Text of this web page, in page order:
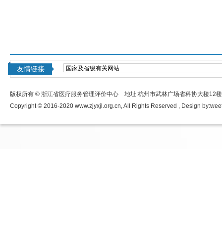
友情链接
版权所有 © 浙江省医疗服务管理评价中心 地址:杭州市武林广场省科协大楼12
Copyright © 2016-2020 www.zjyxjl.org.cn, All Rights Reserved , Design by: